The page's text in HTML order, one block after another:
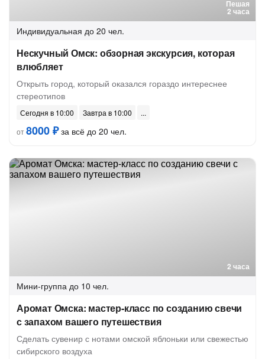
Пешая
2 часа
Индивидуальная до 20 чел.
Нескучный Омск: обзорная экскурсия, которая
влюбляет
Открыть город, который оказался гораздо интереснее
стереотипов
Сегодня в 10:00
Завтра в 10:00
от8000 ₽за всё до 20 чел.
2 часа
Мини-группа до 10 чел.
Аромат Омска: мастер-класс по созданию свечи
с запахом вашего путешествия
Сделать сувенир с нотами омской яблоньки или свежестью
сибирского воздуха